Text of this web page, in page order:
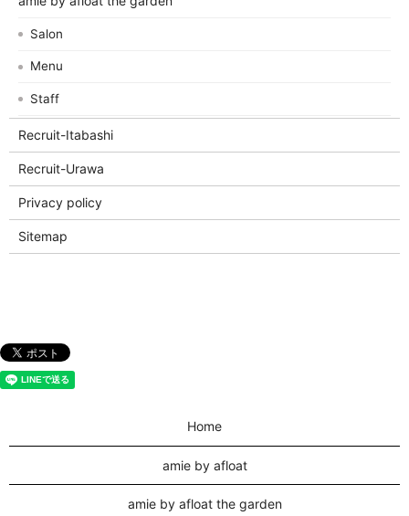
Salon
Menu
Staff
Recruit-Itabashi
Recruit-Urawa
Privacy policy
Sitemap
Home
amie by afloat
amie by afloat the garden